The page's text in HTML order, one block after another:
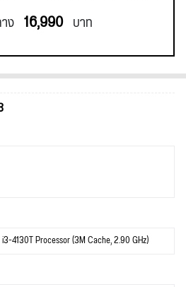
ง 16,990 บาท
4130T Processor (3M Cache, 2.90 GHz)